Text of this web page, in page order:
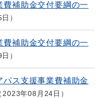
補助金交付要綱の一
補助金交付要綱の一
ス支援事業費補助金
2023年08月24日